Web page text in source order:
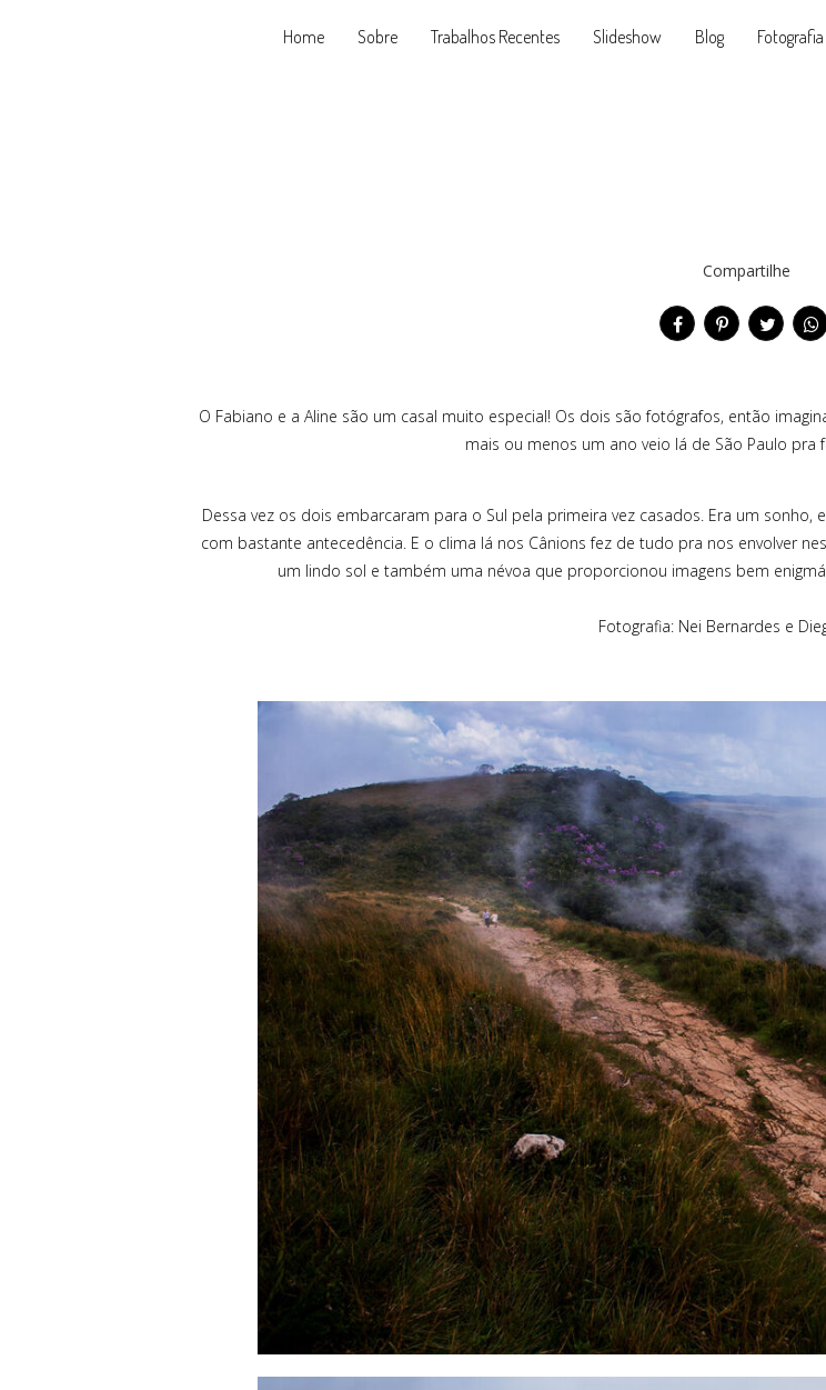
Home Sobre Trabalhos Recentes Slideshow Blog
Compartilhe
O Fabiano e a Aline são um casal muito especial! Os dois são fotógrafos, então
mais ou menos um ano veio lá de São Paulo pra
Dessa vez os dois embarcaram para o Sul pela primeira vez casados. Era um
com bastante antecedência. E o clima lá nos Cânions fez de tudo pra nos envolver
um lindo sol e também uma névoa que proporcionou imagens bem
Fotografia: Nei Bernardes e